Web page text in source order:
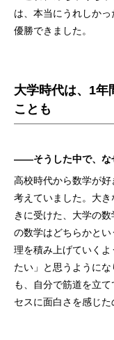
は、本当にうれしか
優勝できました。
大学時代は、1年
ことも
――そうした中で、な
高校時代から数学が
考えていました。大
きに受けた、大学の
の数学はどちらかと
理を積み上げていく
たい」と思うように
も、自分で筋道を立
セスに面白さを感じた